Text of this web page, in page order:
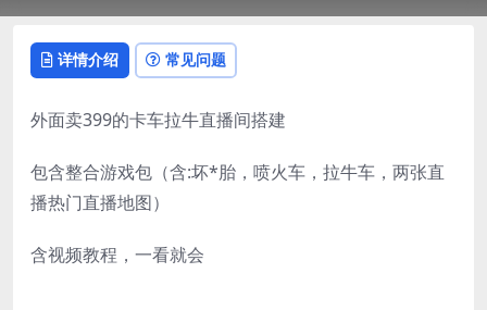
详情介绍 常见问题
外面卖399的卡车拉牛直播间搭建
包含整合游戏包（含:坏*胎，喷火车，拉牛车，两张直
播热门直播地图）
含视频教程，一看就会